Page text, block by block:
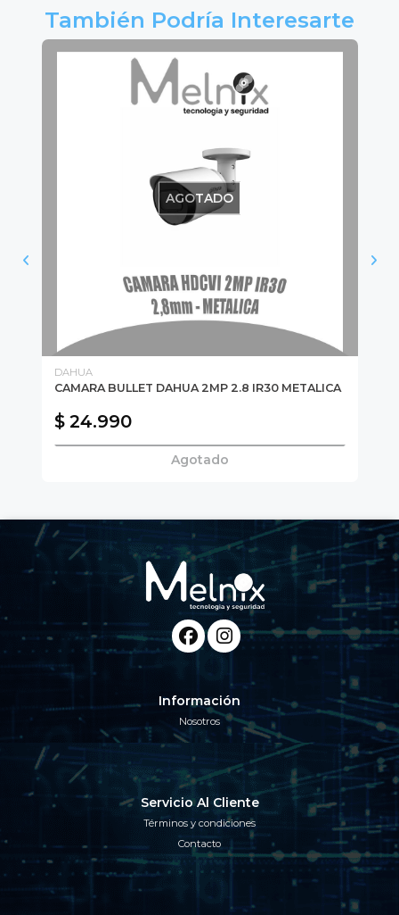
También Podría Interesarte
AGOTADO
DAHUA
CAMARA BULLET DAHUA 2MP 2.8 IR30 METALICA
$ 24.990
Agotado
Información
Nosotros
Servicio Al Cliente
Términos y condiciones
Contacto